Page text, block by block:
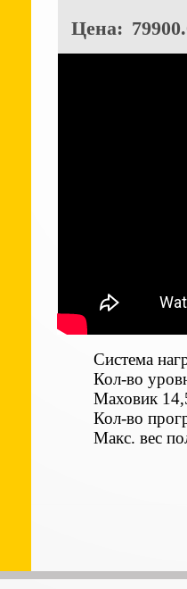
Цена:
Система
Кол-во
Маховик
Кол-во
Макс. вес